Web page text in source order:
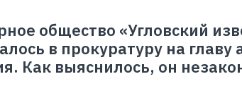
общество «Угловский
в прокуратуру на
Как выяснилось, он